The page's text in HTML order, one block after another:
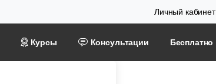
Личный кабинет
Курсы Консультации Бесплатно